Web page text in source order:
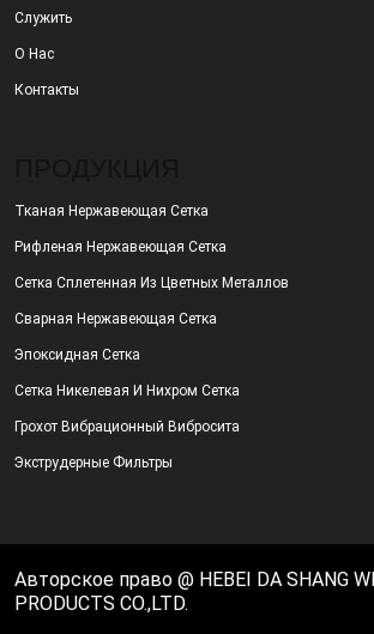
Служить
О Нас
Контакты
Тканая Нержавеющая Сетка
Рифленая Нержавеющая Сетка
Сетка Сплетенная Из Цветных Металлов
Сварная Нержавеющая Сетка
Эпоксидная Сетка
Сетка Никелевая И Нихром Сетка
Грохот Вибрационный Вибросита
Экструдерные Фильтры
Авторское право @ HEBEI DA SHANG
PRODUCTS CO.,LTD.